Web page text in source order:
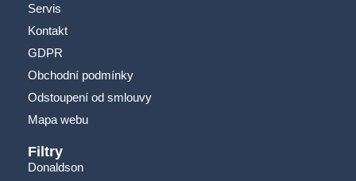
Servis
Kontakt
GDPR
Obchodní podmínky
Odstoupení od smlouvy
Mapa webu
Filtry
Donaldson